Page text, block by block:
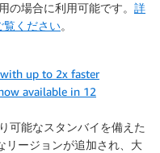
の場合に利用可能です。 詳
覧ください。
up to 2x faster
available in 12
可能なスタンバイを備えた
リージョンが追加され、大